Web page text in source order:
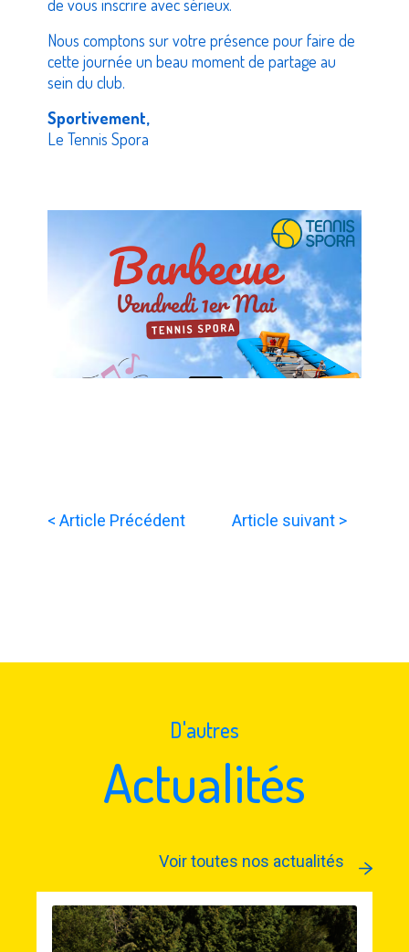
de vous inscrire avec sérieux.
Nous comptons sur votre présence pour faire de
cette journée un beau moment de partage au
sein du club.
Sportivement,
Le Tennis Spora
< Article Précédent Article suivant >
D'autres
Actualités
Voir toutes nos actualités